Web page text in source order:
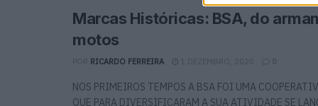
Marcas Históricas: BSA, do
motos
RICARDO FERREIRA 1 DEZEMBRO, 2020 0
NOS PRIMEIROS TEMPOS A BSA FOI UMA
QUE PARA DIVERSIFICARAM A SUA ATIVIDADE SE